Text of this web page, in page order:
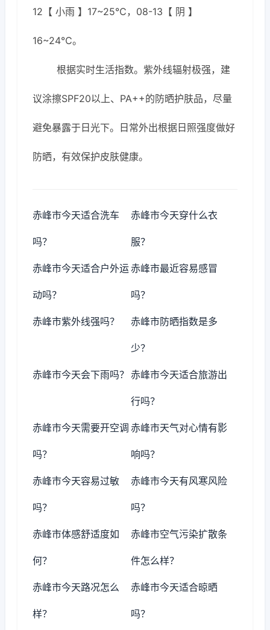
12【 小雨 】17~25℃，08-13【 阴 】
16~24℃。
根据实时生活指数。紫外线辐射极强，建
议涂擦SPF20以上、PA++的防晒护肤品，尽量
避免暴露于日光下。日常外出根据日照强度做好
防晒，有效保护皮肤健康。
赤峰市今天适合洗车
吗？
赤峰市今天穿什么衣
服？
赤峰市今天适合户外运
动吗？
赤峰市最近容易感冒
吗？
赤峰市紫外线强吗？ 赤峰市防晒指数是多
少？
赤峰市今天会下雨吗？ 赤峰市今天适合旅游出
行吗？
赤峰市今天需要开空调
吗？
赤峰市天气对心情有影
响吗？
赤峰市今天容易过敏
吗？
赤峰市今天有风寒风险
吗？
赤峰市体感舒适度如
何？
赤峰市空气污染扩散条
件怎么样？
赤峰市今天路况怎么
样？
赤峰市今天适合晾晒
吗？